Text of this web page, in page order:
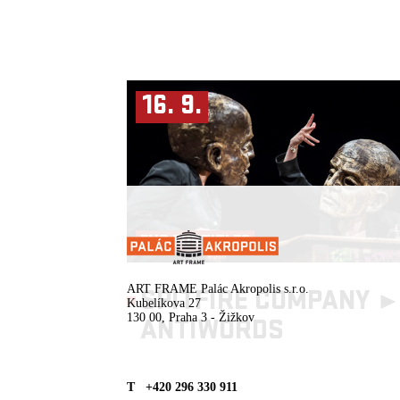
16. 9.
ENG SUBTITLES
SPITFIRE COMPANY ►
ANTIWORDS
ART FRAME Palác Akropolis s.r.o.
Kubelíkova 27
130 00, Praha 3 - Žižkov
T +420 296 330 911